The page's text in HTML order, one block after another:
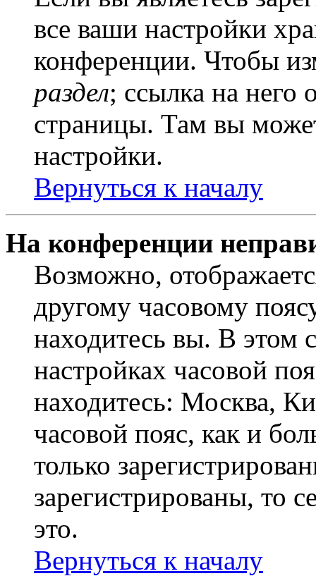
все ваши настройки
конференции. Чтобы
раздел; ссылка на него
страницы. Там вы
настройки.
Вернуться к началу
На конференции
Возможно,
другому часовому
находитесь вы. В этом
настройках часовой
находитесь: Москва,
часовой пояс, как и
только
зарегистрированы, то
это.
Вернуться к началу